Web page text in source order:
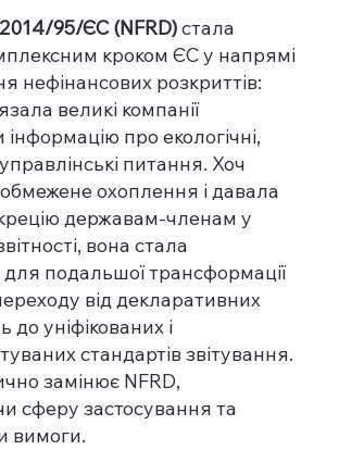
95/ЄС (NFRD)стала
кроком ЄС у напрямі
нефінансових розкриттів:
великі компанії
інформацію про екологічні,
питання. Хоч
охоплення і давала
державам-членам у
вона стала
подальшої трансформації
від декларативних
до уніфікованих і
стандартів звітування.
замінює NFRD,
сферу застосування та
вимоги.